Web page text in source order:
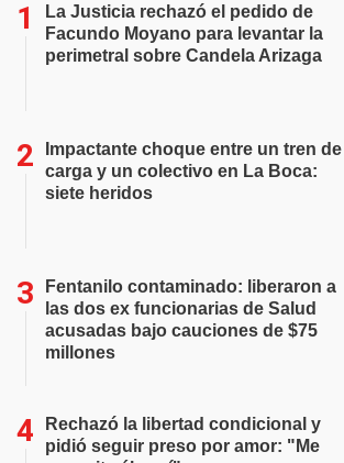
La Justicia rechazó el pedido de
Facundo Moyano para levantar la
perimetral sobre Candela Arizaga
Impactante choque entre un tren de
carga y un colectivo en La Boca:
siete heridos
Fentanilo contaminado: liberaron a
las dos ex funcionarias de Salud
acusadas bajo cauciones de $75
millones
Rechazó la libertad condicional y
pidió seguir preso por amor: "Me